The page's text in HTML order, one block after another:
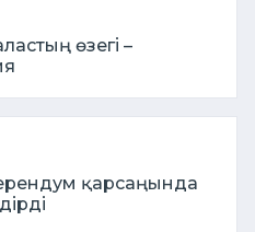
өзегі –
қарсаңында